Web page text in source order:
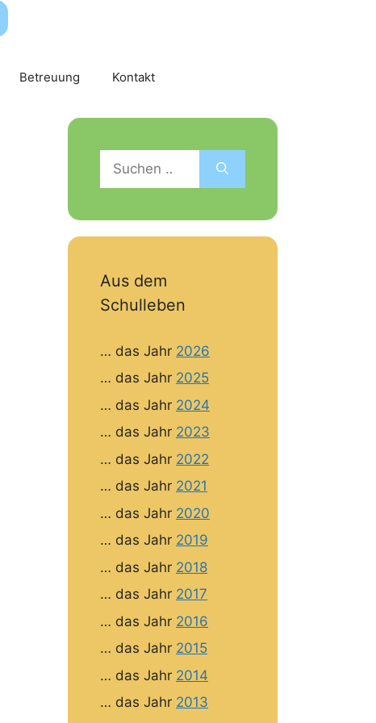
Betreuung Kontakt
nach:
Aus dem
Schulleben
… das Jahr 2026
… das Jahr 2025
… das Jahr 2024
… das Jahr 2023
… das Jahr 2022
… das Jahr 2021
… das Jahr 2020
… das Jahr 2019
… das Jahr 2018
… das Jahr 2017
… das Jahr 2016
… das Jahr 2015
… das Jahr 2014
… das Jahr 2013